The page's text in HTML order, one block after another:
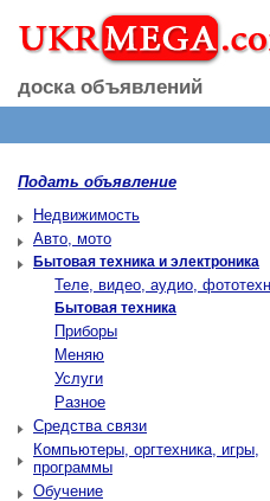
доска объявлений
Подать объявление
Недвижимость
Авто, мото
Бытовая техника и электроника
Теле, видео, аудио,
Бытовая техника
Приборы
Меняю
Услуги
Разное
Средства связи
Компьютеры, оргтехника, игры,
программы
Обучение